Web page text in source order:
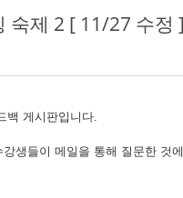
숙제 2 [ 11/27 수정 ]
백 게시판입니다.
생들이 메일을 통해 질문한 것